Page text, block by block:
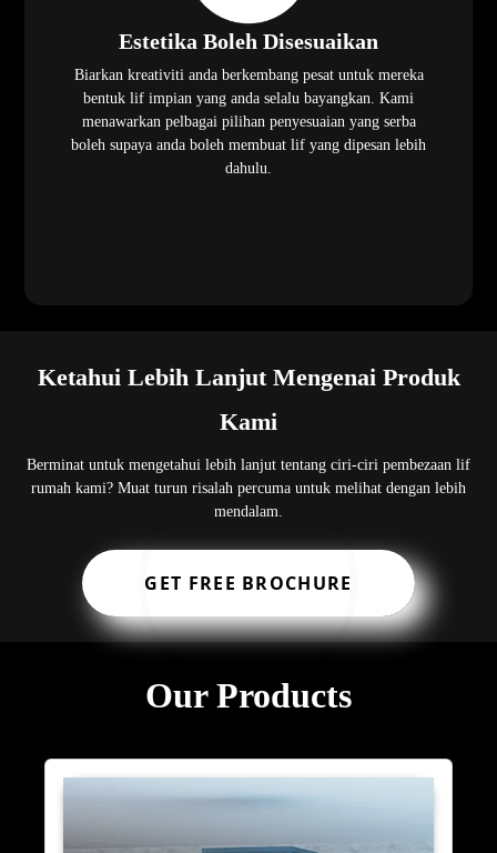
Estetika Boleh Disesuaikan
Biarkan kreativiti anda berkembang pesat untuk mereka
bentuk lif impian yang anda selalu bayangkan. Kami
menawarkan pelbagai pilihan penyesuaian yang serba
boleh supaya anda boleh membuat lif yang dipesan lebih
dahulu.
Ketahui Lebih Lanjut Mengenai Produk
Kami
Berminat untuk mengetahui lebih lanjut tentang ciri-ciri pembezaan lif
rumah kami? Muat turun risalah percuma untuk melihat dengan lebih
mendalam.
GET FREE BROCHURE
Our Products